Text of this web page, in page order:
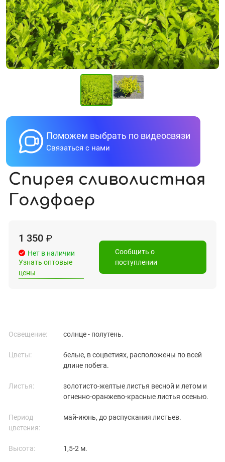
Поможем выбрать по видеосвязи
Связаться с нами
Спирея сливолистная
Голдфаер
1 350 ₽
Нет в наличии
Узнать оптовые
цены
Сообщить о
поступлении
Освещение: солнце - полутень.
Цветы:
белые, в соцветиях, расположены по всей
длине побега.
Листья:
золотисто-желтые листья весной и летом и
огненно-оранжево-красные листья осенью.
Период
цветения:
май-июнь, до распускания листьев.
Высота: 1,5-2 м.